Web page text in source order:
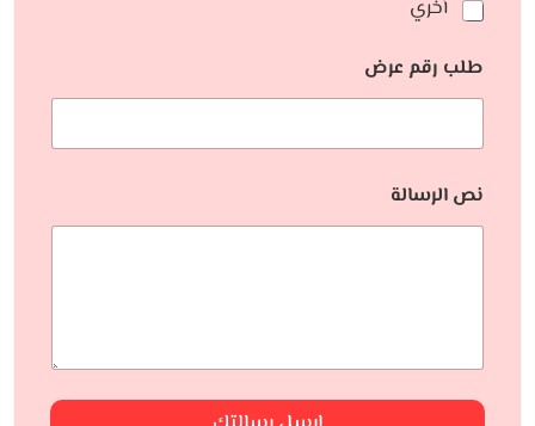
أخري
طلب رقم عرض
نص الرسالة